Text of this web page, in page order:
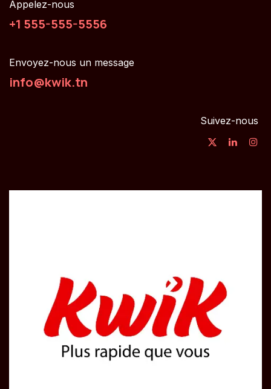
Appelez-nous
+1 555-555-5556
Envoyez-nous un message
info@kwik.tn
Suivez-nous